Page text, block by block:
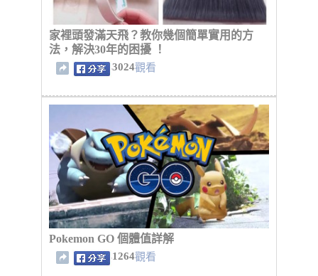
家裡頭發滿天飛？教你幾個簡單實用的方
法，解決30年的困擾 ！
3024觀看
Pokemon GO 個體值詳解
1264觀看